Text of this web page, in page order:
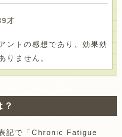
才
ントの感想であり、効果効
りません。
記で「Chronic Fatigue